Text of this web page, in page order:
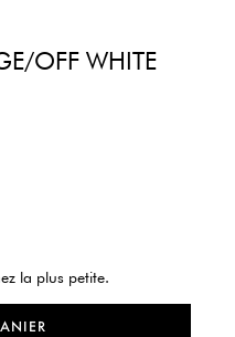
OFF WHITE
la plus petite.